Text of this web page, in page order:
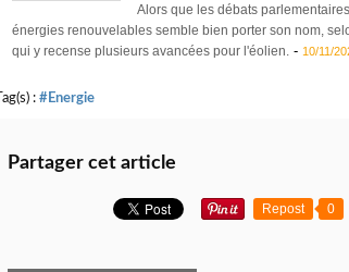
Alors que les débats
énergies renouvelables semble bien porter son nom,
qui y recense plusieurs avancées pour l'éolien. - 10/11/
Tag(s) : #Energie
Partager cet article
Repost 0